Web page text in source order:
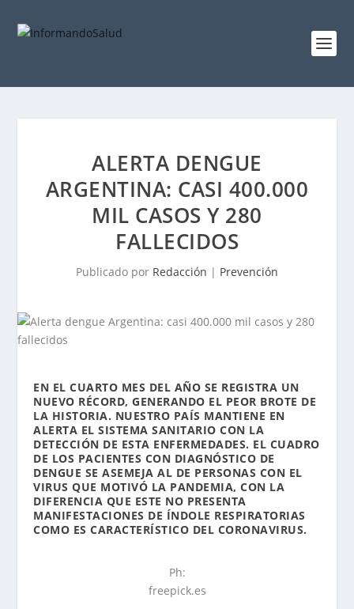
ALERTA DENGUE
ARGENTINA: CASI 400.000
MIL CASOS Y 280
FALLECIDOS
Publicado por Redacción | Prevención
EN EL CUARTO MES DEL AÑO SE REGISTRA UN
NUEVO RÉCORD, GENERANDO EL PEOR BROTE DE
LA HISTORIA. NUESTRO PAÍS MANTIENE EN
ALERTA EL SISTEMA SANITARIO CON LA
DETECCIÓN DE ESTA ENFERMEDADES. EL CUADRO
DE LOS PACIENTES CON DIAGNÓSTICO DE
DENGUE SE ASEMEJA AL DE PERSONAS CON EL
VIRUS QUE MOTIVÓ LA PANDEMIA, CON LA
DIFERENCIA QUE ESTE NO PRESENTA
MANIFESTACIONES DE ÍNDOLE RESPIRATORIAS
COMO ES CARACTERÍSTICO DEL CORONAVIRUS.
Ph:
freepick.es